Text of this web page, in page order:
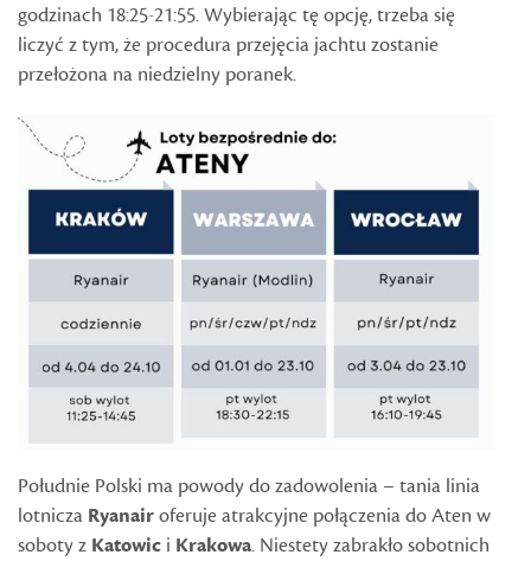
godzinach 18:25-21:55. Wybierając tę opcję, trzeba się
liczyć z tym, że procedura przejęcia jachtu zostanie
przełożona na niedzielny poranek.
Południe Polski ma powody do zadowolenia – tania linia
lotnicza Ryanairoferuje atrakcyjne połączenia do Aten w
soboty z Katowic i Krakowa. Niestety zabrakło sobotnich